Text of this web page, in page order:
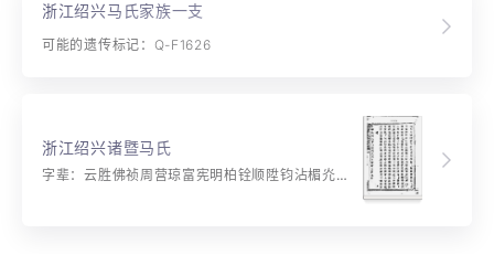
浙江绍兴马氏家族一支
可能的遗传标记：Q-F1626
浙江绍兴诸暨马氏
字辈：云胜佛祯周营琼富宪明柏铨顺陞钧沾楣灮培锦涵楙熙基锡溥植煜坚铭洪楷煊坦镒渊棣炜坊钦